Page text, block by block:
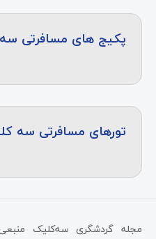
پکیج های مسافرتی
تورهای مسافرتی سه
مجله گردشگری سه‌کلیک